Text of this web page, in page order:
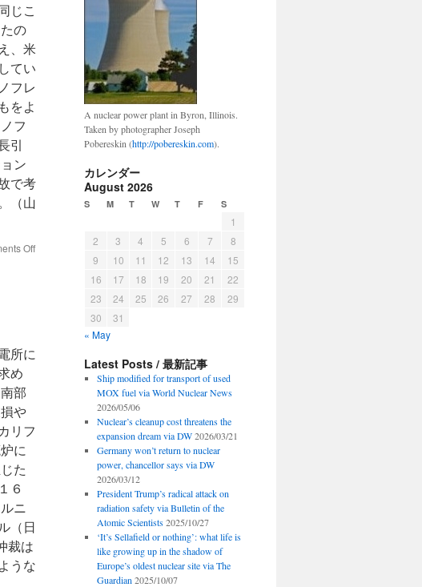
じこ
の
、米
てい
フレ
をよ
フ
引
ン
で考
（山
Offon
大
新
所に
め
部
や
リフ
に
た
６
ニ
（日
裁は
うな
A nuclear power plant in Byron, Illinois.
Taken by photographer Joseph
Pobereskin (http://pobereskin.com).
カレンダー
August 2026
S M T W T F S
1
2
3 4 5 6 7
8
9
10 11 12 13 14
15
16
17 18 19 20 21
22
23
24 25 26 27 28
29
30
31
« May
Latest Posts / 最新記事
Ship modified for transport of used
MOX fuel via World Nuclear News
2026/05/06
Nuclear’s cleanup cost threatens the
expansion dream via DW 2026/03/21
Germany won’t return to nuclear
power, chancellor says via DW
2026/03/12
President Trump’s radical attack on
radiation safety via Bulletin of the
Atomic Scientists 2025/10/27
‘It’s Sellafield or nothing’: what life is
like growing up in the shadow of
Europe’s oldest nuclear site via The
Guardian 2025/10/07